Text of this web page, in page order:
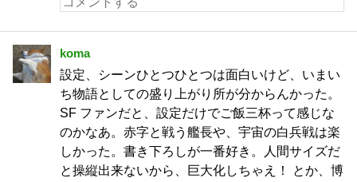
koma
設定、シーンひとつひとつは面白いけど、いまい
ち物語としての盛り上がり所が分からんかった。
SF ファンだと、設定だけでご飯三杯って感じな
のかなあ。赤字と戦う艦長や、宇宙の白兵戦は楽
しかった。書き下ろしが一番好き。人間サイズだ
と操縦出来ないから、巨大化しちゃえ！ とか、博